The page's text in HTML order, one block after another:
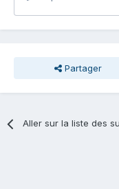
Partager
Aller sur la liste des